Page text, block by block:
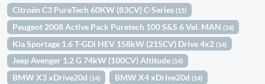
Citroën C3 PureTech 60KW (83CV) C-Series(15)
Peugeot 2008 Active Pack Puretech 100 S&S 6 Vel. MAN(14)
Kia Sportage 1.6 T-GDi HEV 158kW (215CV) Drive 4x2(14)
Jeep Avenger 1.2 G 74kW (100CV) Altitude(14)
BMW X3 xDrive20d(14) BMW X4 xDrive20d(14)